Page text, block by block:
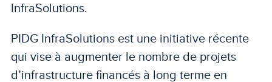
InfraSolutions.
PIDG InfraSolutions est une initiative récente
qui vise à augmenter le nombre de projets
d’infrastructure financés à long terme en